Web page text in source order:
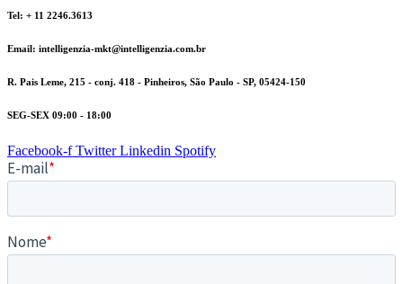
Tel: + 11 2246.3613
Email: intelligenzia-mkt@intelligenzia.com.br
R. Pais Leme, 215 - conj. 418 - Pinheiros, São Paulo - SP, 05424-150
SEG-SEX 09:00 - 18:00
Facebook-f Twitter Linkedin Spotify